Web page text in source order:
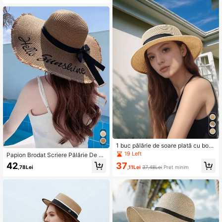
Papion Brodat Scriere Pălărie De P
aie Boho
42 ,78Lei
1 buc pălărie de soare plată cu boru
ri largi, cu bandă țesătă neagră, păl
ărie de plajă
19 Left
37 ,11Lei 37,48LeiPreț minim